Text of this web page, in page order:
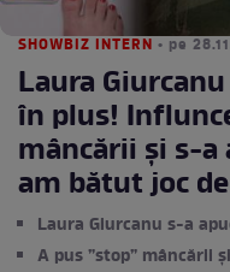
SHOWBIZ INTERN • pe
Laura
în plus!
mâncării și s-a
am bătut joc
Laura Giurcanu s-a
A pus ”stop” mâncării